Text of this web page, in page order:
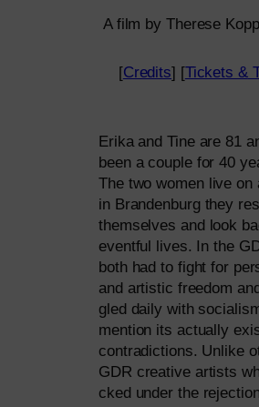
A film by Therese
[Credits] [Tickets &
Erika and Tine are 81
been a cou­ple for 40
The two women live on
in Brandenburg they
them­sel­ves and look
eventful lives. In the
both had to fight for
and artis­tic free­dom
g­led dai­ly with
men­ti­on its actual­ly
con­tra­dic­tions. Unlike
GDR crea­ti­ve artists
cked under the